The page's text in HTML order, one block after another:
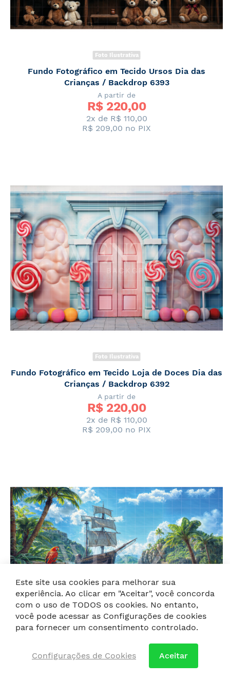
Foto Ilustrativa
Fundo Fotográfico em Tecido Ursos Dia das
Crianças / Backdrop 6393
A partir de
R$ 220,00
2x de R$ 110,00
R$ 209,00 no PIX
Foto Ilustrativa
Fundo Fotográfico em Tecido Loja de Doces Dia das
Crianças / Backdrop 6392
A partir de
R$ 220,00
2x de R$ 110,00
R$ 209,00 no PIX
Foto Ilustrativa
Este site usa cookies para melhorar sua
experiência. Ao clicar em "Aceitar", você concorda
com o uso de TODOS os cookies. No entanto,
você pode acessar as Configurações de cookies
para fornecer um consentimento controlado.
Configurações de Cookies Aceitar